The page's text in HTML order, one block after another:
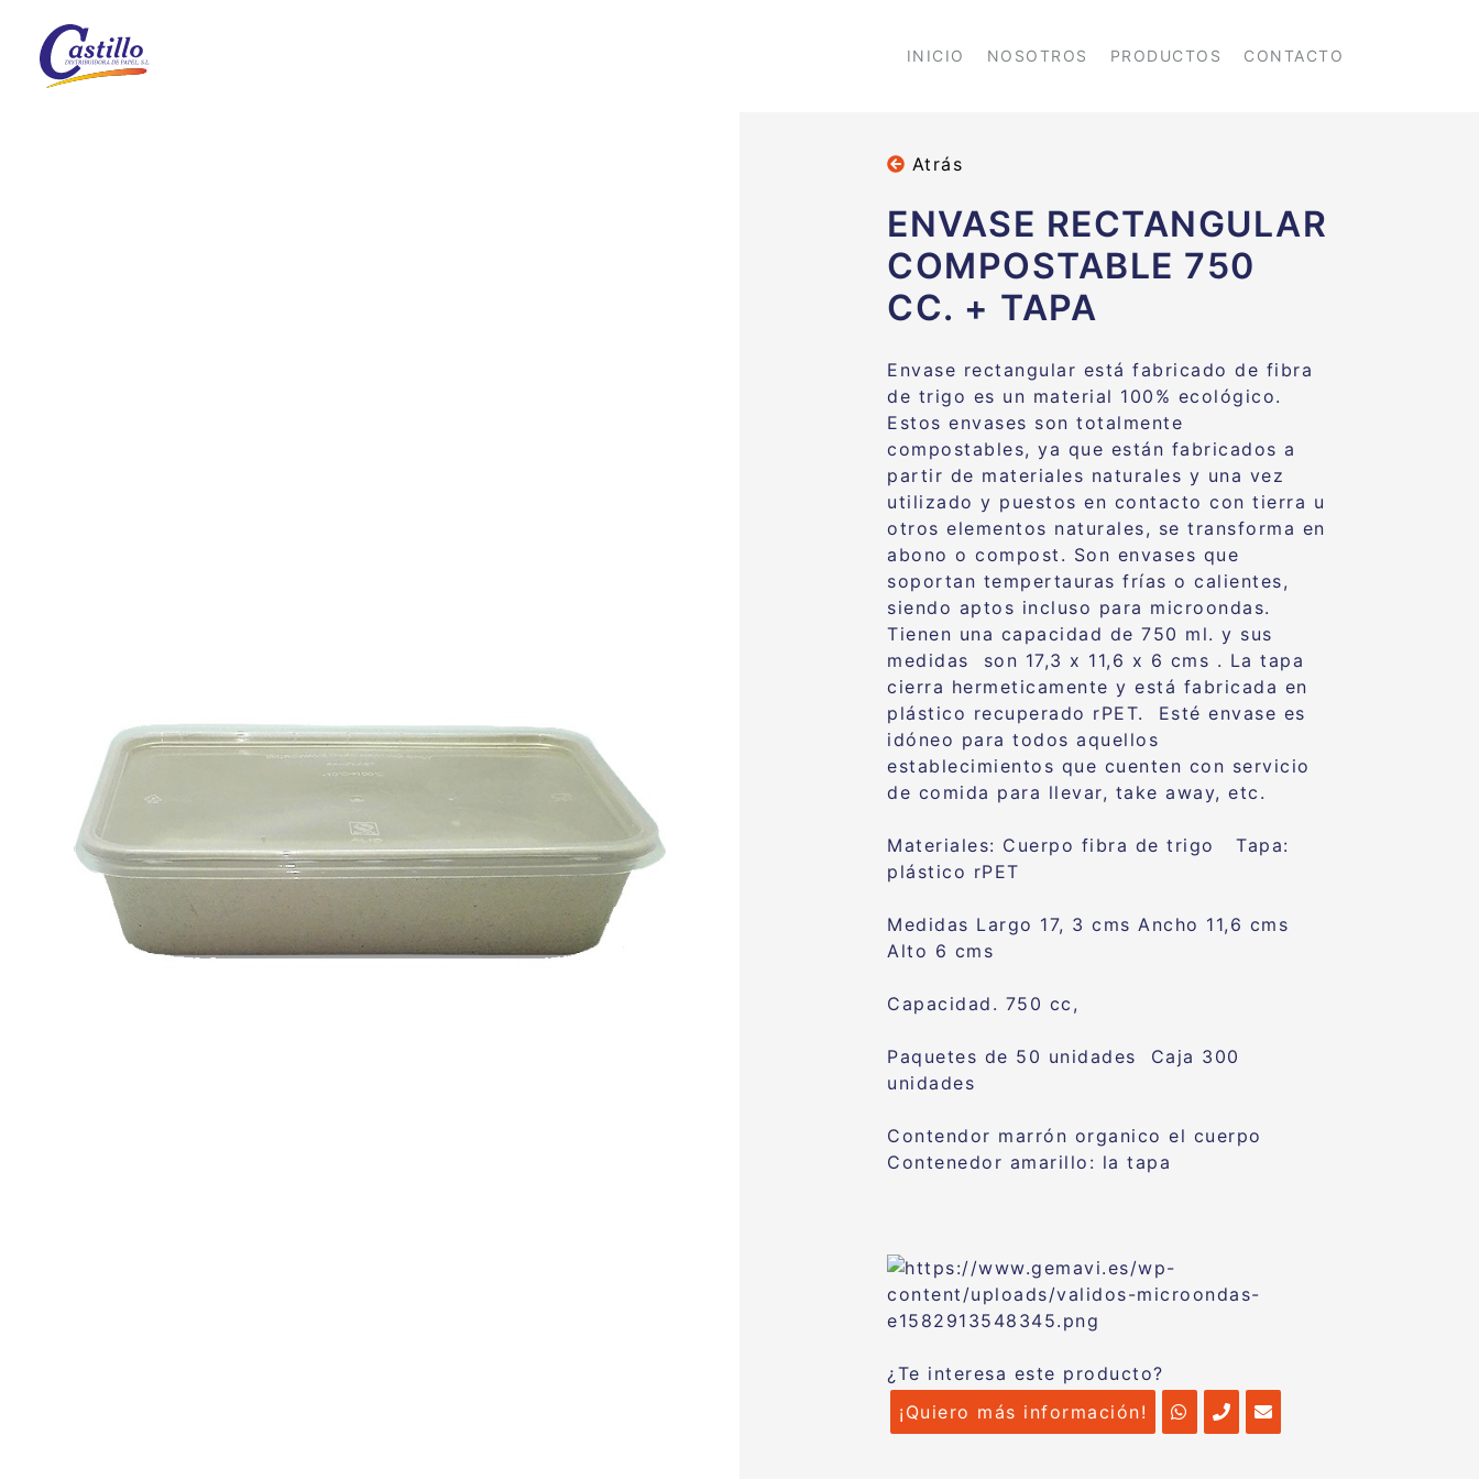
INICIO NOSOTROS PRODUCTOS CONTACTO
Atrás
ENVASE RECTANGULAR
COMPOSTABLE 750
CC. + TAPA
Envase rectangular está fabricado de fibra
de trigo es un material 100% ecológico.
Estos envases son totalmente
compostables, ya que están fabricados a
partir de materiales naturales y una vez
utilizado y puestos en contacto con tierra u
otros elementos naturales, se transforma en
abono o compost. Son envases que
soportan tempertauras frías o calientes,
siendo aptos incluso para microondas.
Tienen una capacidad de 750 ml. y sus
medidas son 17,3 x 11,6 x 6 cms . La tapa
cierra hermeticamente y está fabricada en
plástico recuperado rPET. Esté envase es
idóneo para todos aquellos
establecimientos que cuenten con servicio
de comida para llevar, take away, etc.
Materiales: Cuerpo fibra de trigo Tapa:
plástico rPET
Medidas Largo 17, 3 cms Ancho 11,6 cms
Alto 6 cms
Capacidad. 750 cc,
Paquetes de 50 unidades Caja 300
unidades
Contendor marrón organico el cuerpo
Contenedor amarillo: la tapa
¿Te interesa este producto?
¡Quiero más información!